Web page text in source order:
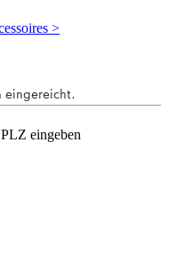
>
eingeben